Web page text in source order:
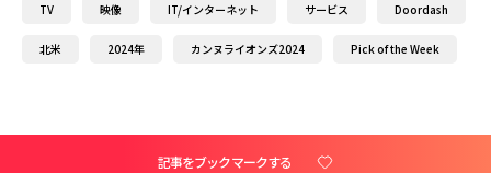
TV 映像 IT/インターネット サービス Doordash
北米 2024年 カンヌライオンズ2024 Pick of the Week
記事をブックマークする